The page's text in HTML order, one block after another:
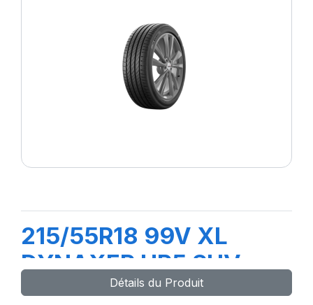
215/55R18 99V XL
DYNAXER HP5 SUV
Détails du Produit